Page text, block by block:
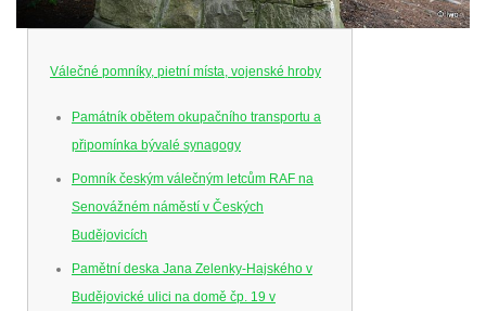
Válečné pomníky, pietní místa, vojenské hroby
Památník obětem okupačního transportu a
připomínka bývalé synagogy
Pomník českým válečným letcům RAF na
Senovážném náměstí v Českých
Budějovicích
Pamětní deska Jana Zelenky-Hajského v
Budějovické ulici na domě čp. 19 v